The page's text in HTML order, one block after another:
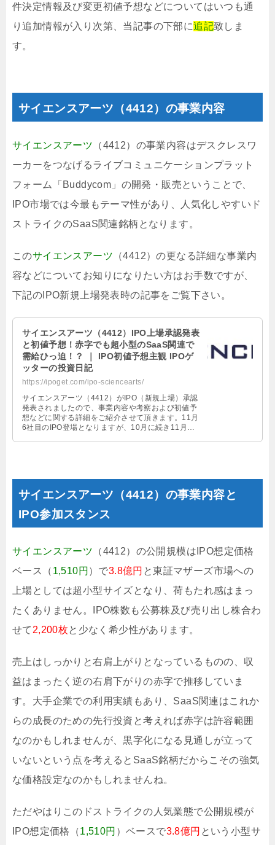
件決定情報及び変更初値予想などについてはいつも通
り追加情報が入り次第、当記事の下部に追記致しま
す。
サイエンスアーツ（4412）の事業内容
サイエンスアーツ （4412）の事業内容はデスクレスワ
ーカーをつなげるライブコミュニケーションプラット
フォーム「Buddycom」の開発・販売ということで、
IPO市場では今最もテーマ性があり、人気化しやすいド
ストライクのSaaS関連銘柄となります。
このサイエンスアーツ （4412）の更なる詳細な事業内
容などについてお知りになりたい方はお手数ですが、
下記のIPO新規上場発表時の記事をご覧下さい。
サイエンスアーツ（4412）IPO上場承認発表
と初値予想！赤字でも超小型のSaaS関連で
需給ひっ迫！？ ｜ IPO初値予想主観 IPOゲ
ッターの投資日記
https://ipoget.com/ipo-sciencearts/
サイエンスアーツ（4412）がIPO（新規上場）承認
発表されましたので、事業内容や考察および初値予
想などに関する詳細をご紹介させて頂きます。11月
6社目のIPO登場となりますが、10月に続き11月も
サイエンスアーツ（4412）の事業内容と
IPO参加スタンス
サイエンスアーツ （4412）の公開規模はIPO想定価格
ベース（ 1,510円 ）で3.8億円 と東証マザーズ市場への
上場としては超小型サイズとなり、荷もたれ感はまっ
たくありません。IPO株数も公募株及び売り出し株合わ
せて 2,200枚と少なく希少性があります。
売上はしっかりと右肩上がりとなっているものの、収
益はまったく逆の右肩下がりの赤字で推移していま
す。大手企業での利用実績もあり、SaaS関連はこれか
らの成長のための先行投資と考えれば赤字は許容範囲
なのかもしれませんが、黒字化になる見通しが立って
いないという点を考えるとSaaS銘柄だからこその強気
な価格設定なのかもしれませんね。
ただやはりこのドストライクの人気業態で公開規模が
IPO想定価格（1,510円 ）ベースで3.8億円 という小型サ